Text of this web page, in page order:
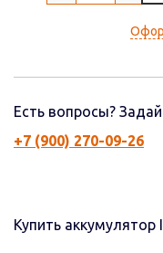
Есть вопросы?
+7 (900) 270-09-26
Купить аккумулятор